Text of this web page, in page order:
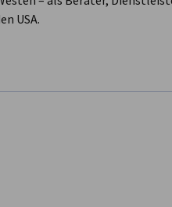
ist Ihr Partner für